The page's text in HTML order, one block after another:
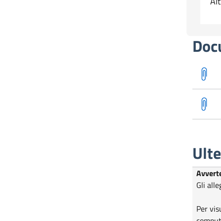
Gli
Per